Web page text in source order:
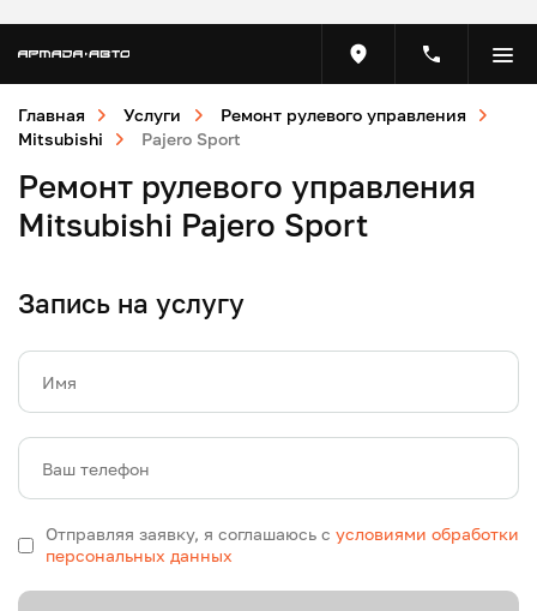
Главная Услуги
Ремонт рулевого управления
Mitsubishi
Pajero Sport
Ремонт рулевого управления
Mitsubishi Pajero Sport
Запись на услугу
Имя
Ваш телефон
Отправляя заявку, я соглашаюсь с условиями обработки
персональных данных